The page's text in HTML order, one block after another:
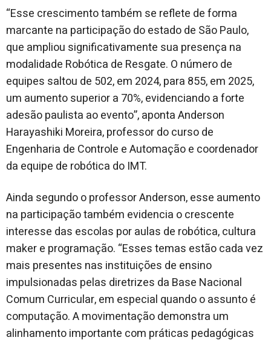
“Esse crescimento também se reflete de forma
marcante na participação do estado de São Paulo,
que ampliou significativamente sua presença na
modalidade Robótica de Resgate. O número de
equipes saltou de 502, em 2024, para 855, em 2025,
um aumento superior a 70%, evidenciando a forte
adesão paulista ao evento”, aponta Anderson
Harayashiki Moreira, professor do curso de
Engenharia de Controle e Automação e coordenador
da equipe de robótica do IMT.
Ainda segundo o professor Anderson, esse aumento
na participação também evidencia o crescente
interesse das escolas por aulas de robótica, cultura
maker e programação. “Esses temas estão cada vez
mais presentes nas instituições de ensino
impulsionadas pelas diretrizes da Base Nacional
Comum Curricular, em especial quando o assunto é
computação. A movimentação demonstra um
alinhamento importante com práticas pedagógicas